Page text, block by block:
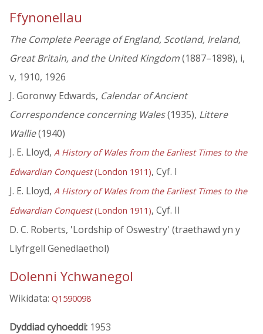
Ffynonellau
The Complete Peerage of England, Scotland, Ireland,
Great Britain, and the United Kingdom(1887–1898), i,
v, 1910, 1926
J. Goronwy Edwards, Calendar of Ancient
Correspondence concerning Wales(1935), Littere
Wallie(1940)
J. E. Lloyd, A History of Wales from the Earliest Times to the
Edwardian Conquest(London 1911), Cyf. I
J. E. Lloyd, A History of Wales from the Earliest Times to the
Edwardian Conquest(London 1911), Cyf. II
D. C. Roberts, 'Lordship of Oswestry' (traethawd yn y
Llyfrgell Genedlaethol)
Dolenni Ychwanegol
Wikidata: Q1590098
Dyddiad cyhoeddi: 1953